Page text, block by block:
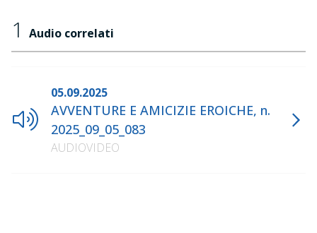
1 Audio correlati
05.09.2025
AVVENTURE E AMICIZIE EROICHE, n.
2025_09_05_083
AUDIOVIDEO